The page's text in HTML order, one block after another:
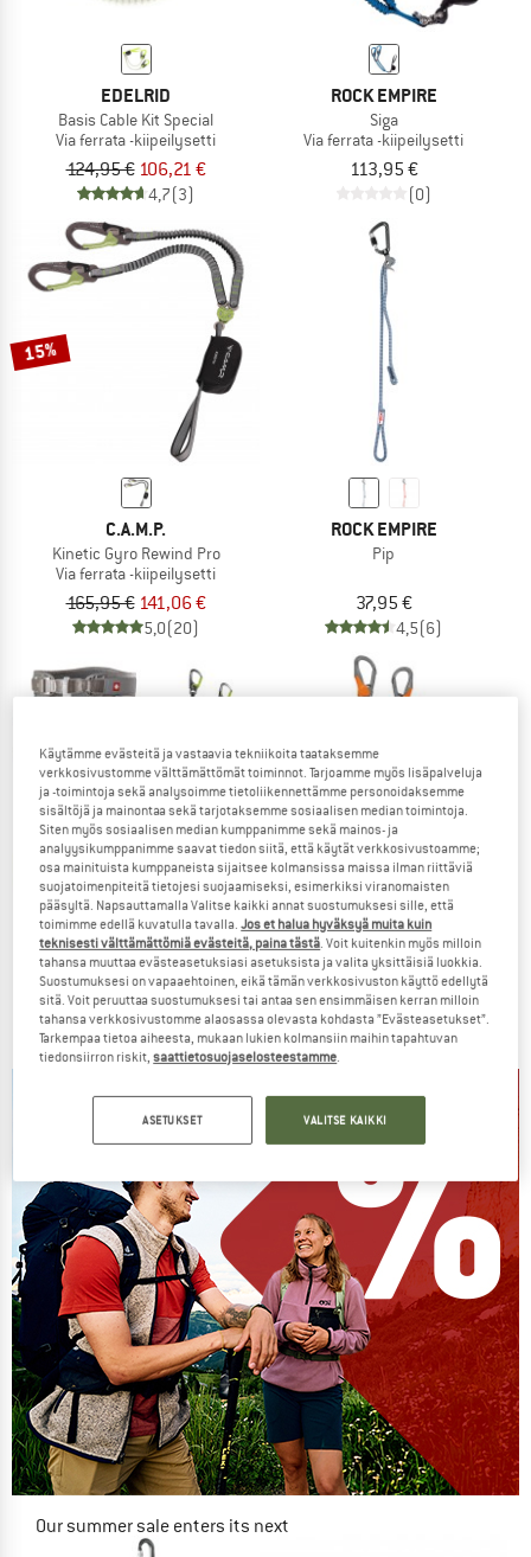
EDELRID
Basis Cable Kit Special
Via ferrata -kiipeilysetti
124,95 € 106,21 €
4,7(3)
ROCK EMPIRE
Siga
Via ferrata -kiipeilysetti
113,95 €
(0)
15%
C.A.M.P.
Kinetic Gyro Rewind Pro
Via ferrata -kiipeilysetti
165,95 € 141,06 €
5,0(20)
ROCK EMPIRE
Pip
37,95 €
4,5(6)
OCUN
Via Ferrata Twist+Chest Set
Kiipeilysetti
223,20 €
(0)
PETZL
Scorpio Eashook
Via ferrata -kiipeilysetti
123,45 €
Our summer sale enters its next
Käytämme evästeitä ja vastaavia tekniikoita taataksemme
verkkosivustomme välttämättömät toiminnot. Tarjoamme myös lisäpalveluja
ja -toimintoja sekä analysoimme tietoliikennettämme personoidaksemme
sisältöjä ja mainontaa sekä tarjotaksemme sosiaalisen median toimintoja.
Siten myös sosiaalisen median kumppanimme sekä mainos- ja
analyysikumppanimme saavat tiedon siitä, että käytät verkkosivustoamme;
osa mainituista kumppaneista sijaitsee kolmansissa maissa ilman riittäviä
suojatoimenpiteitä tietojesi suojaamiseksi, esimerkiksi viranomaisten
pääsyltä. Napsauttamalla Valitse kaikki annat suostumuksesi sille, että
toimimme edellä kuvatulla tavalla.Jos et halua hyväksyä muita kuin
teknisesti välttämättömiä evästeitä, paina tästä. Voit kuitenkin myös milloin
tahansa muuttaa evästeasetuksiasi asetuksista ja valita yksittäisiä luokkia.
Suostumuksesi on vapaaehtoinen, eikä tämän verkkosivuston käyttö edellytä
sitä. Voit peruuttaa suostumuksesi tai antaa sen ensimmäisen kerran milloin
tahansa verkkosivustomme alaosassa olevasta kohdasta ”Evästeasetukset”.
Tarkempaa tietoa aiheesta, mukaan lukien kolmansiin maihin tapahtuvan
tiedonsiirron riskit,saattietosuojaselosteestamme.
ASETUKSET VALITSE KAIKKI